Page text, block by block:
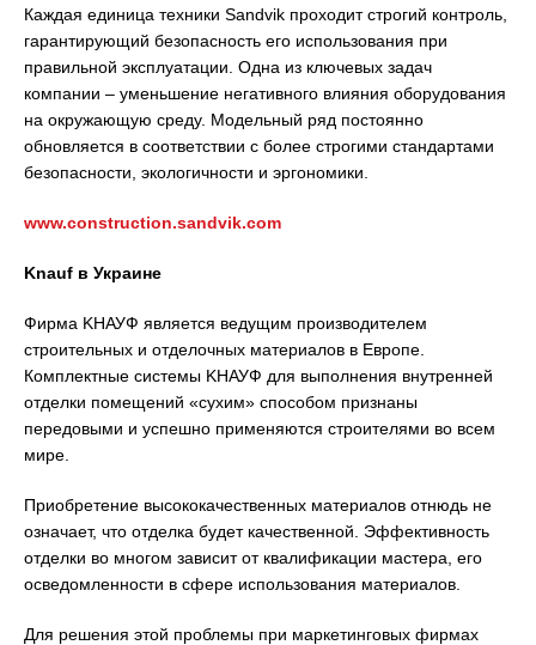
Каждая единица техники Sandvik проходит строгий контроль,
гарантирующий безопасность его использования при
правильной эксплуатации. Одна из ключевых задач
компании – уменьшение негативного влияния оборудования
на окружающую среду. Модельный ряд постоянно
обновляется в соответствии с более строгими стандартами
безопасности, экологичности и эргономики.
www.construction.sandvik.com
Knauf в Украине
Фирма KНАУФ является ведущим производителем
строительных и отделочных материалов в Европе.
Комплектные системы KНАУФ для выполнения внутренней
отделки помещений «сухим» способом признаны
передовыми и успешно применяются строителями во всем
мире.
Приобретение высококачественных материалов отнюдь не
означает, что отделка будет качественной. Эффективность
отделки во многом зависит от квалификации мастера, его
осведомленности в сфере использования материалов.
Для решения этой проблемы при маркетинговых фирмах